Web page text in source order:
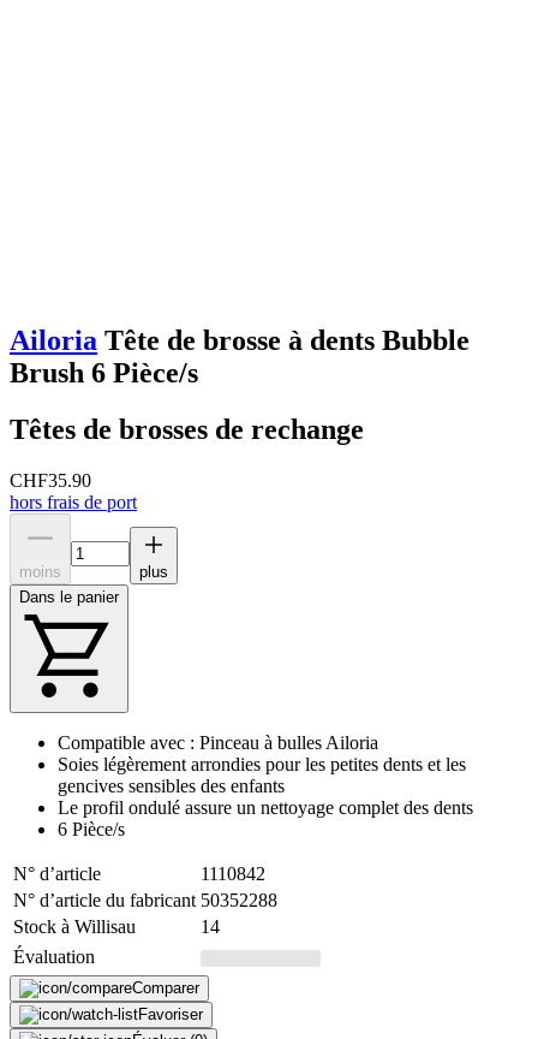
Ailoria Tête de brosse à dents Bubble
Brush 6 Pièce/s
Têtes de brosses de rechange
CHF35.90
hors frais de port
moins
plus
Dans le panier
Compatible avec : Pinceau à bulles Ailoria
Soies légèrement arrondies pour les petites dents et les
gencives sensibles des enfants
Le profil ondulé assure un nettoyage complet des dents
6 Pièce/s
N° d’article
1110842
N° d’article du fabricant 50352288
Stock à Willisau
14
Évaluation
Comparer
Favoriser